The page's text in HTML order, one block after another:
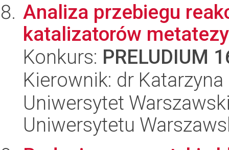
Analiza przebiegu
katalizatorów
Konkurs: PRELUDIUM
Kierownik: dr
Uniwersytet
Uniwersytetu